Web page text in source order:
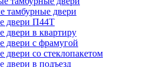
тамбурные двери
двери П44Т
двери в квартиру
двери с фрамугой
двери со стеклопакетом
двери в подъезд